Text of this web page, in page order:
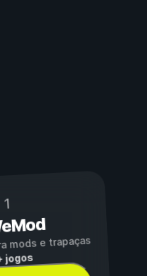
mods e trapaças
jogos